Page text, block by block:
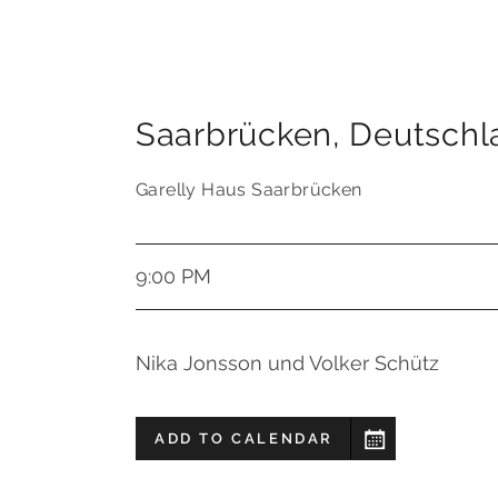
Saarbrücken,
Garelly Haus Saarbrücken
9:00 PM
Nika Jonsson und Volker Schütz
ADD TO CALENDAR